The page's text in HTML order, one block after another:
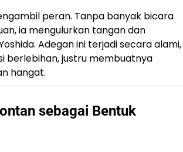
peran. Tanpa banyak bicara
ia mengulurkan tangan dan
Adegan ini terjadi secara alami,
berlebihan, justru membuatnya
hangat.
sebagai Bentuk